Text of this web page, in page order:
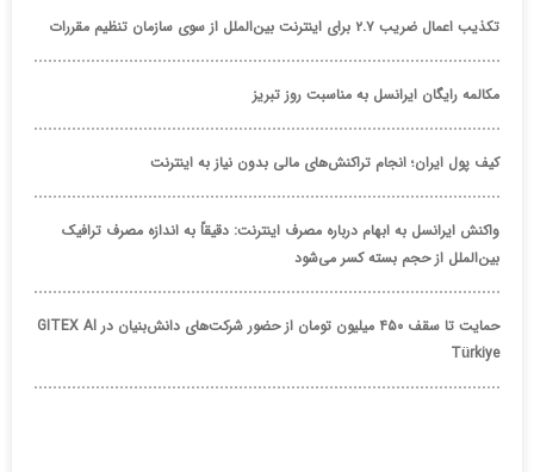
تکذیب اعمال ضریب ۲.۷ برای اینترنت بین‌الملل از سوی سازمان تنظیم مقررات
مکالمه رایگان ایرانسل به مناسبت روز تبریز
کیف پول ایران؛ انجام تراکنش‌های مالی بدون نیاز به اینترنت
واکنش ایرانسل به ابهام درباره مصرف اینترنت: دقیقاً به اندازه مصرف ترافیک
بین‌الملل از حجم بسته کسر می‌شود
حمایت تا سقف ۴۵۰ میلیون تومان از حضور شرکت‌های دانش‌بنیان در GITEX AI
Türkiye